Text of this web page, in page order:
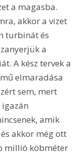
a magasba.
akkor a vizet
turbinát és
a
A kész tervek a
elmaradása
sem, mert
amik
akkor még ott
millió köbméter